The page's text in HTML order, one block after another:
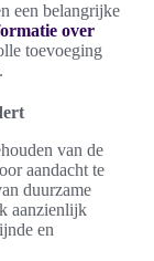
een belangrijke
over
toevoeging
van de
aandacht te
duurzame
aanzienlijk
en